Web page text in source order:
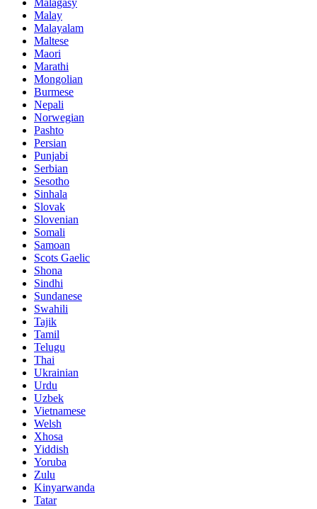
Malay
Malayalam
Maltese
Maori
Marathi
Mongolian
Burmese
Nepali
Norwegian
Pashto
Persian
Punjabi
Serbian
Sesotho
Sinhala
Slovak
Slovenian
Somali
Samoan
Scots Gaelic
Shona
Sindhi
Sundanese
Swahili
Tajik
Tamil
Telugu
Thai
Ukrainian
Urdu
Uzbek
Vietnamese
Welsh
Xhosa
Yiddish
Yoruba
Zulu
Kinyarwanda
Tatar